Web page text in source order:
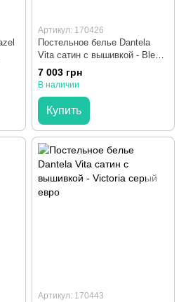
Артикул: 170426
Постельное белье Dantela
Vita сатин с вышивкой - Blesk
бежевый евро
7 003 грн
В наличии
Купить
Артикул: 170443